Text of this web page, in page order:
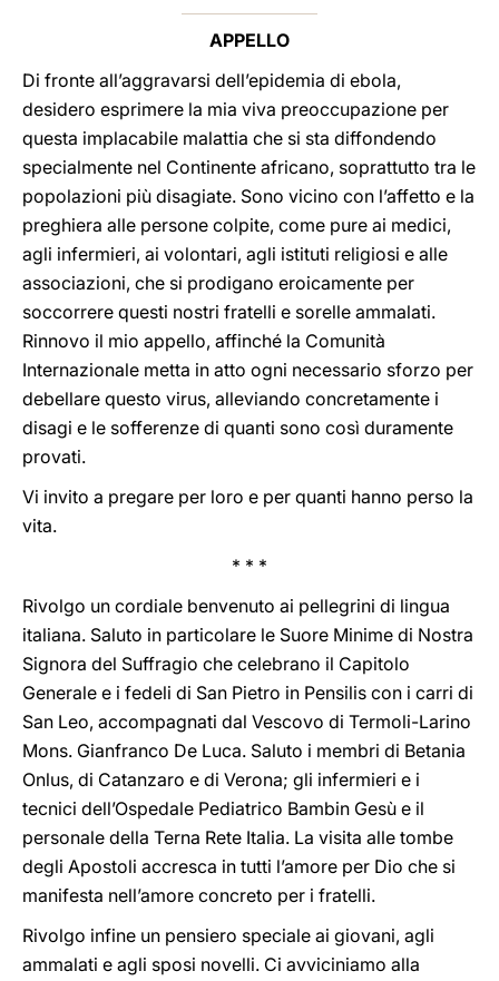
APPELLO
Di fronte all’aggravarsi dell’epidemia di ebola,
desidero esprimere la mia viva preoccupazione per
questa implacabile malattia che si sta diffondendo
specialmente nel Continente africano, soprattutto tra le
popolazioni più disagiate. Sono vicino con l’affetto e la
preghiera alle persone colpite, come pure ai medici,
agli infermieri, ai volontari, agli istituti religiosi e alle
associazioni, che si prodigano eroicamente per
soccorrere questi nostri fratelli e sorelle ammalati.
Rinnovo il mio appello, affinché la Comunità
Internazionale metta in atto ogni necessario sforzo per
debellare questo virus, alleviando concretamente i
disagi e le sofferenze di quanti sono così duramente
provati.
Vi invito a pregare per loro e per quanti hanno perso la
vita.
* * *
Rivolgo un cordiale benvenuto ai pellegrini di lingua
italiana. Saluto in particolare le Suore Minime di Nostra
Signora del Suffragio che celebrano il Capitolo
Generale e i fedeli di San Pietro in Pensilis con i carri di
San Leo, accompagnati dal Vescovo di Termoli-Larino
Mons. Gianfranco De Luca. Saluto i membri di Betania
Onlus, di Catanzaro e di Verona; gli infermieri e i
tecnici dell’Ospedale Pediatrico Bambin Gesù e il
personale della Terna Rete Italia. La visita alle tombe
degli Apostoli accresca in tutti l’amore per Dio che si
manifesta nell’amore concreto per i fratelli.
Rivolgo infine un pensiero speciale ai giovani, agli
ammalati e agli sposi novelli. Ci avviciniamo alla